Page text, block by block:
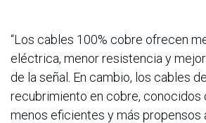
“Los cables 100% cobre ofrecen
eléctrica, menor resistencia y
de la señal. En cambio, los cables
recubrimiento en cobre, conocidos
menos eficientes y más propensos